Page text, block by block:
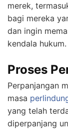
merek,
bagi mereka
dan ingin
kendala hukum.
Proses
Perpanjangan
masa
yang telah
diperpanjang